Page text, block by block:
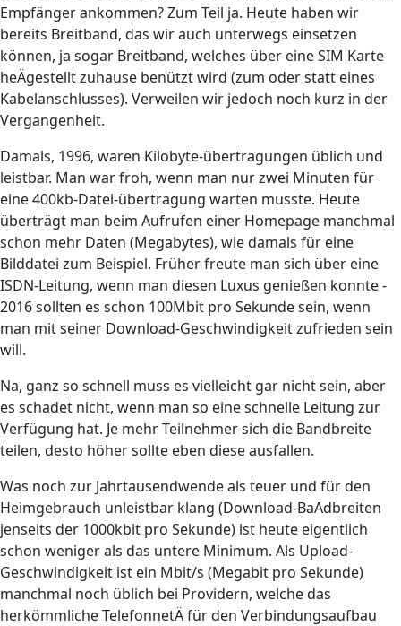
Empfänger ankommen? Zum Teil ja. Heute haben wir
bereits Breitband, das wir auch unterwegs einsetzen
können, ja sogar Breitband, welches über eine SIM Karte
heÄgestellt zuhause benützt wird (zum oder statt eines
Kabelanschlusses). Verweilen wir jedoch noch kurz in der
Vergangenheit.
Damals, 1996, waren Kilobyte-übertragungen üblich und
leistbar. Man war froh, wenn man nur zwei Minuten für
eine 400kb-Datei-übertragung warten musste. Heute
überträgt man beim Aufrufen einer Homepage manchmal
schon mehr Daten (Megabytes), wie damals für eine
Bilddatei zum Beispiel. Früher freute man sich über eine
ISDN-Leitung, wenn man diesen Luxus genießen konnte -
2016 sollten es schon 100Mbit pro Sekunde sein, wenn
man mit seiner Download-Geschwindigkeit zufrieden sein
will.
Na, ganz so schnell muss es vielleicht gar nicht sein, aber
es schadet nicht, wenn man so eine schnelle Leitung zur
Verfügung hat. Je mehr Teilnehmer sich die Bandbreite
teilen, desto höher sollte eben diese ausfallen.
Was noch zur Jahrtausendwende als teuer und für den
Heimgebrauch unleistbar klang (Download-BaÄdbreiten
jenseits der 1000kbit pro Sekunde) ist heute eigentlich
schon weniger als das untere Minimum. Als Upload-
Geschwindigkeit ist ein Mbit/s (Megabit pro Sekunde)
manchmal noch üblich bei Providern, welche das
herkömmliche TelefonnetÄ für den Verbindungsaufbau